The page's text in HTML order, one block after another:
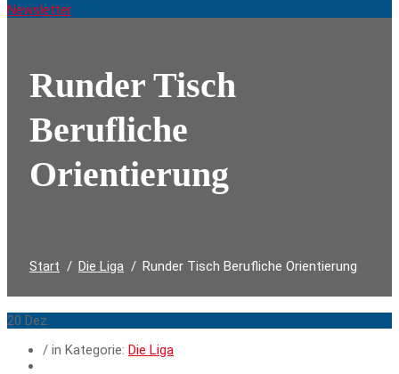
Newsletter
Runder Tisch
Berufliche
Orientierung
Start Die Liga Runder Tisch Berufliche Orientierung
20 Dez.
/ in Kategorie: Die Liga